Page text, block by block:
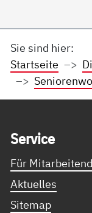
Sie sind hier:
Startseite
Ser­vice
Für
Aktuelles
Sitemap